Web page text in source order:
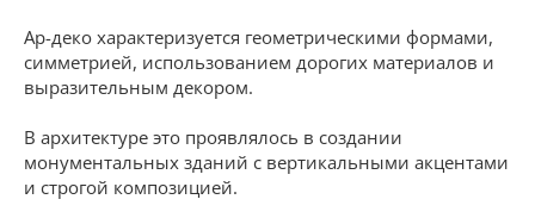
Ар-деко характеризуется геометрическими формами,
симметрией, использованием дорогих материалов и
выразительным декором.
В архитектуре это проявлялось в создании
монументальных зданий с вертикальными акцентами
и строгой композицией.